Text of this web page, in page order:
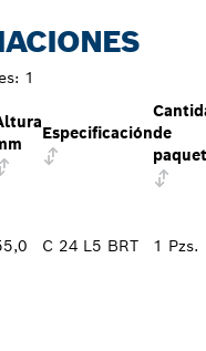
1
Especificaciónde
C 24 L5 BRT 1 Pzs.